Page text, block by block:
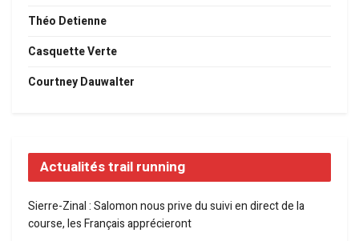
Théo Detienne
Casquette Verte
Courtney Dauwalter
Actualités trail running
Sierre-Zinal : Salomon nous prive du suivi en direct de la
course, les Français apprécieront